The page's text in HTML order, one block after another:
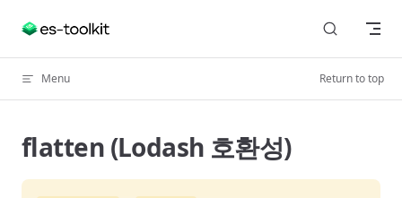
Skip to content
Menu Return to top
flatten (Lodash 호환성)